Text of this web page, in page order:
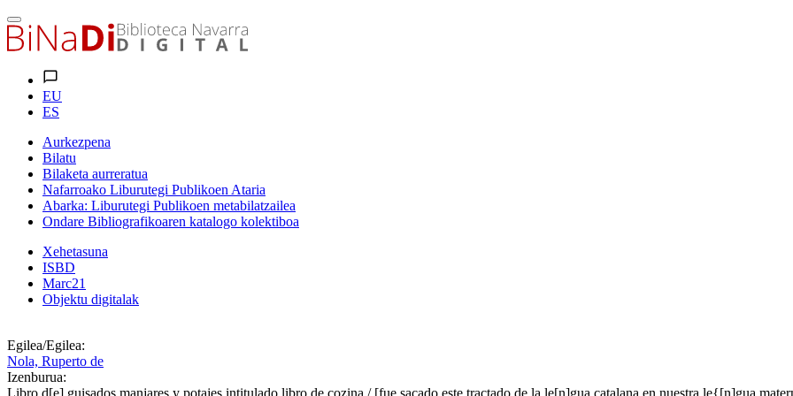
EU
ES
Aurkezpena
Bilatu
Bilaketa aurreratua
Nafarroako Liburutegi Publikoen Ataria
Abarka: Liburutegi Publikoen metabilatzailea
Ondare Bibliografikoaren katalogo kolektiboa
Xehetasuna
ISBD
Marc21
Objektu digitalak
Egilea/Egilea:
Nola, Ruperto de
Izenburua:
Libro d[e] guisados manjares y potajes intitulado libro de cozina / [fue sacado este tractado de la le[n]gua catalana en nuestra le{[n]gua